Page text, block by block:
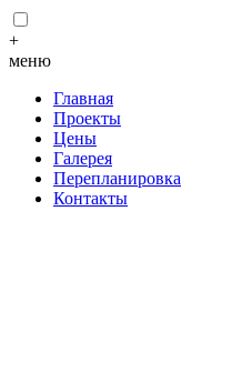
+
меню
Главная
Проекты
Цены
Галерея
Перепланировка
Контакты